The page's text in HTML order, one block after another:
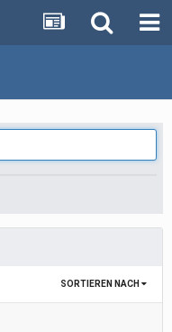
SORTIEREN NACH